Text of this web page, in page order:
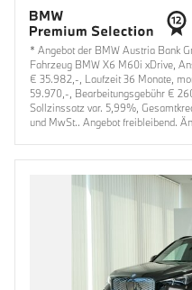
* Angebot der BMW Austria Bank
Fahrzeug BMW X6 M60i xDrive,
€ 35.982,-, Laufzeit 36 Monate,
59.970,-, Bearbeitungsgebühr €
Sollzinssatz var. 5,99%,
und MwSt.. Angebot freibleibend.